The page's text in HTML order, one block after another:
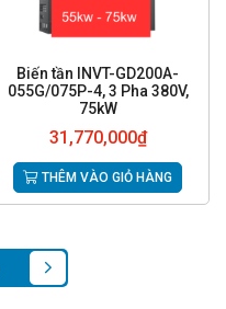
Biến tần INVT-GD200A-
055G/075P-4, 3 Pha 380V,
75kW
31,770,000₫
THÊM VÀO GIỎ HÀNG